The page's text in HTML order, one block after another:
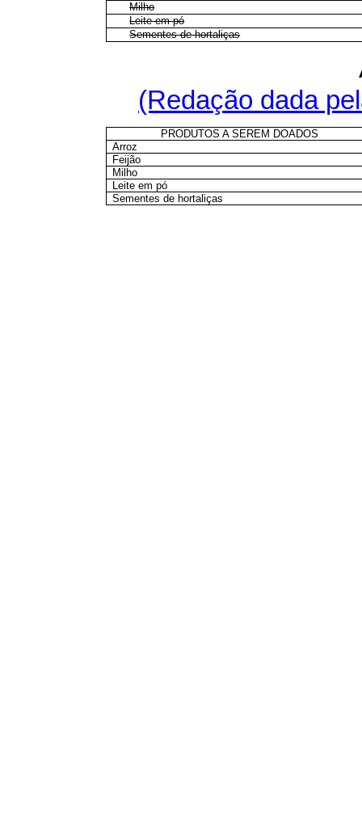
Milho
Leite em pó
Sementes de hortaliças
(Redação dada
PRODUTOS A SEREM DOADOS
Arroz
Feijão
Milho
Leite em pó
Sementes de hortaliças